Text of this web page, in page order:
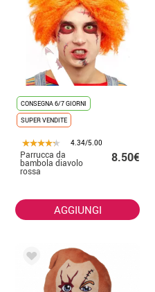
CONSEGNA 6/7 GIORNI
SUPER VENDITE
4.34/5.00
Parrucca da
bambola diavolo
rossa
8.50€
AGGIUNGI